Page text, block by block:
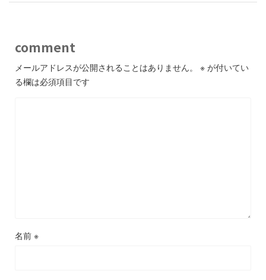
comment
メールアドレスが公開されることはありません。 ※ が付いてい
る欄は必須項目です
名前 ※